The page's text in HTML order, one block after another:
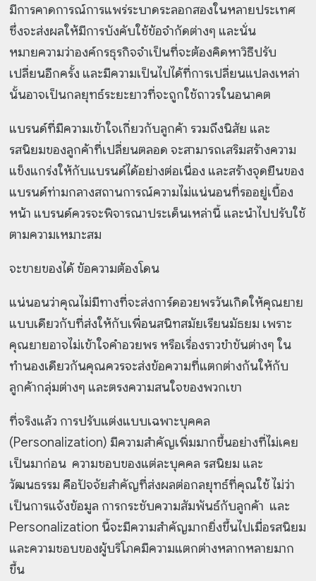
มีการคาดการณ์การแพร่ระบาดระลอกสองในหลายประเทศ
ซึ่งจะส่งผลให้มีการบังคับใช้ข้อจำกัดต่างๆ และนั่น
หมายความว่าองค์กรธุรกิจจำเป็นที่จะต้องคิดหาวิธีปรับ
เปลี่ยนอีกครั้ง และมีความเป็นไปได้ที่การเปลี่ยนแปลงเหล่า
นั้นอาจเป็นกลยุทธ์ระยะยาวที่จะถูกใช้ถาวรในอนาคต
แบรนด์ที่มีความเข้าใจเกี่ยวกับลูกค้า รวมถึงนิสัย และ
รสนิยมของลูกค้าที่เปลี่ยนตลอด จะสามารถเสริมสร้างความ
แข็งแกร่งให้กับแบรนด์ได้อย่างต่อเนื่อง และสร้างจุดยืนของ
แบรนด์ท่ามกลางสถานการณ์ความไม่แน่นอนที่รออยู่เบื้อง
หน้า แบรนด์ควรจะพิจารณาประเด็นเหล่านี้ และนำไปปรับใช้
ตามความเหมาะสม
จะขายของได้ ข้อความต้องโดน
แน่นอนว่าคุณไม่มีทางที่จะส่งการ์ดอวยพรวันเกิดให้คุณยาย
แบบเดียวกับที่ส่งให้กับเพื่อนสนิทสมัยเรียนมัธยม เพราะ
คุณยายอาจไม่เข้าใจคำอวยพร หรือเรื่องราวขำขันต่างๆ ใน
ทำนองเดียวกันคุณควรจะส่งข้อความที่แตกต่างกันให้กับ
ลูกค้ากลุ่มต่างๆ และตรงความสนใจของพวกเขา
ที่จริงแล้ว การปรับแต่งแบบเฉพาะบุคคล
(Personalization) มีความสำคัญเพิ่มมากขึ้นอย่างที่ไม่เคย
เป็นมาก่อน ความชอบของแต่ละบุคคล รสนิยม และ
วัฒนธรรม คือปัจจัยสำคัญที่ส่งผลต่อกลยุทธ์ที่คุณใช้ ไม่ว่า
เป็นการแจ้งข้อมูล การกระชับความสัมพันธ์กับลูกค้า และ
Personalization นี้จะมีความสำคัญมากยิ่งขึ้นไปเมื่อรสนิยม
และความชอบของผู้บริโภคมีความแตกต่างหลากหลายมาก
ขึ้น